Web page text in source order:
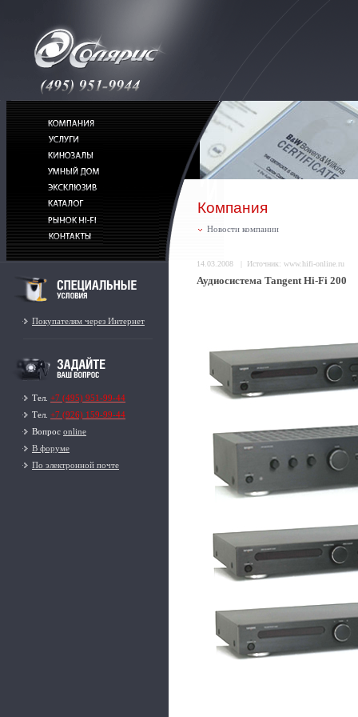
Покупателям через Интернет
Тел. +7 (495) 951-99-44
Тел. +7 (926) 159-99-44
Вопрос online
В форуме
По электронной почте
Компания
Новости компании
14.03.2008 | Источник: www.hifi-online.ru
Аудиосистема Tangent Hi-Fi 200